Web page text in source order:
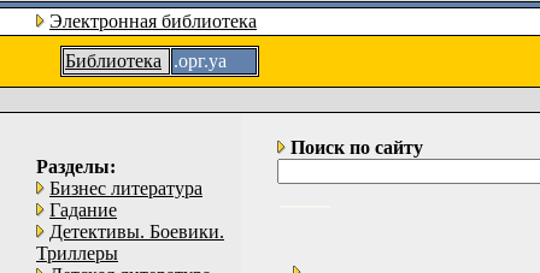
Электронная библиотека
Библиотека
.орг.уа
Разделы:
Бизнес литература
Гадание
Детективы. Боевики.
Триллеры
Поиск по сайту